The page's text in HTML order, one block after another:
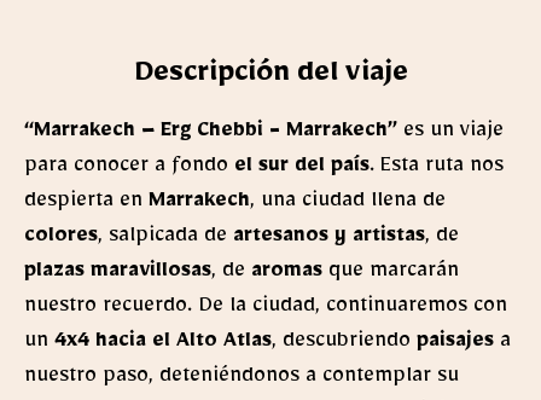
Descripción del viaje
“Marrakech – Erg Chebbi - Marrakech” es un viaje
para conocer a fondo el sur del país. Esta ruta nos
despierta en Marrakech, una ciudad llena de
colores, salpicada de artesanos y artistas, de
plazas maravillosas, de aromas que marcarán
nuestro recuerdo. De la ciudad, continuaremos con
un 4x4 hacia el Alto Atlas, descubriendo paisajes a
nuestro paso, deteniéndonos a contemplar su